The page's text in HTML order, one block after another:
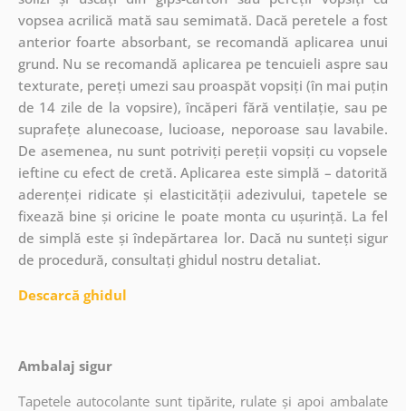
vopsea acrilică mată sau semimată. Dacă peretele a fost
anterior foarte absorbant, se recomandă aplicarea unui
grund. Nu se recomandă aplicarea pe tencuieli aspre sau
texturate, pereți umezi sau proaspăt vopsiți (în mai puțin
de 14 zile de la vopsire), încăperi fără ventilație, sau pe
suprafețe alunecoase, lucioase, neporoase sau lavabile.
De asemenea, nu sunt potriviți pereții vopsiți cu vopsele
ieftine cu efect de cretă. Aplicarea este simplă – datorită
aderenței ridicate și elasticității adezivului, tapetele se
fixează bine și oricine le poate monta cu ușurință. La fel
de simplă este și îndepărtarea lor. Dacă nu sunteți sigur
de procedură, consultați ghidul nostru detaliat.
Descarcă ghidul
Ambalaj sigur
Tapetele autocolante sunt tipărite, rulate și apoi ambalate